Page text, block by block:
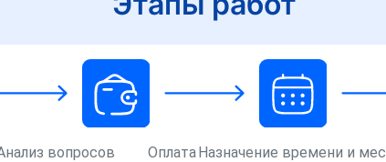
вопросов
ОплатаНазначение времени и